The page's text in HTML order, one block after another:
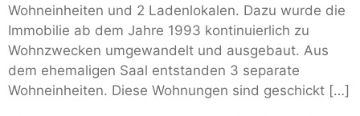
Wohneinheiten und 2 Ladenlokalen. Dazu wurde die
Immobilie ab dem Jahre 1993 kontinuierlich zu
Wohnzwecken umgewandelt und ausgebaut. Aus
dem ehemaligen Saal entstanden 3 separate
Wohneinheiten. Diese Wohnungen sind geschickt […]